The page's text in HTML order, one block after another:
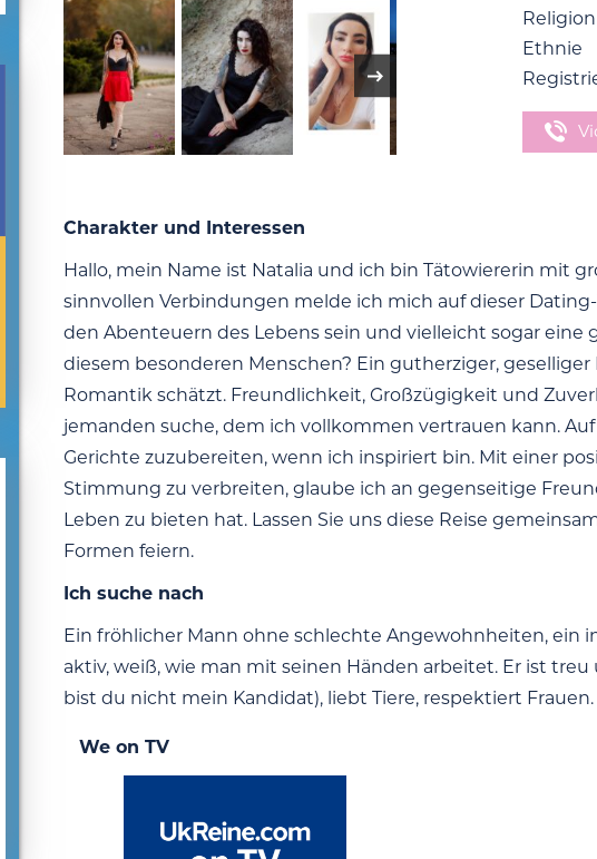
Religion
Ethnie
Charakter und Interessen
Hallo, mein Name ist Natalia und ich bin Tätowiererin mit
sinnvollen Verbindungen melde ich mich auf dieser
den Abenteuern des Lebens sein und vielleicht sogar
diesem besonderen Menschen? Ein gutherziger,
Romantik schätzt. Freundlichkeit, Großzügigkeit und
jemanden suche, dem ich vollkommen vertrauen kann.
Gerichte zuzubereiten, wenn ich inspiriert bin. Mit einer
Stimmung zu verbreiten, glaube ich an gegenseitige
Leben zu bieten hat. Lassen Sie uns diese Reise
Formen feiern.
Ich suche nach
Ein fröhlicher Mann ohne schlechte Angewohnheiten, ein
aktiv, weiß, wie man mit seinen Händen arbeitet. Er ist
bist du nicht mein Kandidat), liebt Tiere, respektiert Frauen.
We on TV